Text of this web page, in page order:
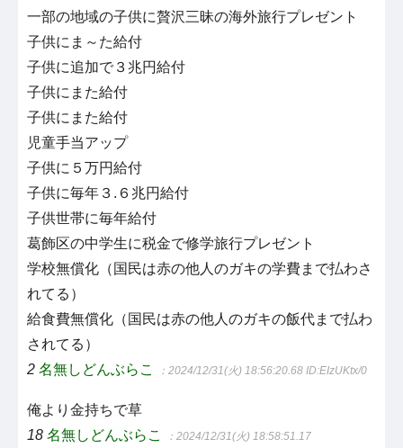
一部の地域の子供に贅沢三昧の海外旅行プレゼント
子供にま～た給付
子供に追加で３兆円給付
子供にまた給付
子供にまた給付
児童手当アップ
子供に５万円給付
子供に毎年３.６兆円給付
子供世帯に毎年給付
葛飾区の中学生に税金で修学旅行プレゼント
学校無償化（国民は赤の他人のガキの学費まで払わさ
れてる）
給食費無償化（国民は赤の他人のガキの飯代まで払わ
されてる）
2 名無しどんぶらこ ：2024/12/31(火) 18:56:20.68 ID:EIzUKtx/0
俺より金持ちで草
18 名無しどんぶらこ ：2024/12/31(火) 18:58:51.17